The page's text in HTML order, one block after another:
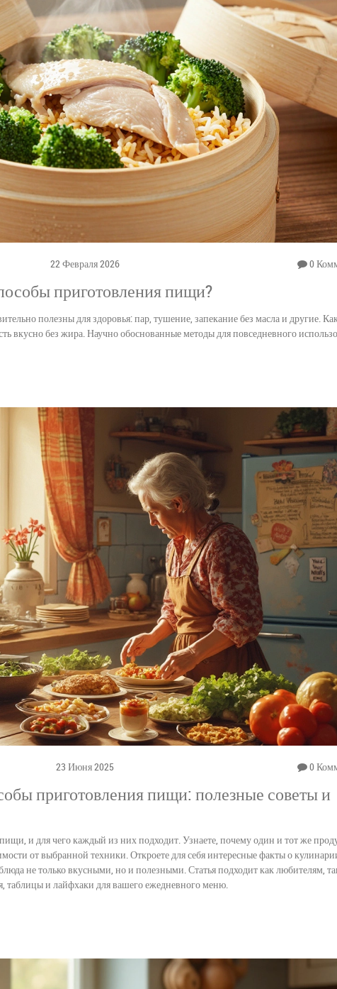
22 Февраля 2026 0
приготовления пищи?
полезны для здоровья: пар, тушение, запекание без масла и другие.
вкусно без жира. Научно обоснованные методы для повседневного
23 Июня 2025 0
приготовления пищи: полезные советы и
и для чего каждый из них подходит. Узнаете, почему один и тот же
от выбранной техники. Откроете для себя интересные факты о
не только вкусными, но и полезными. Статья подходит как любителям,
и лайфхаки для вашего ежедневного меню.